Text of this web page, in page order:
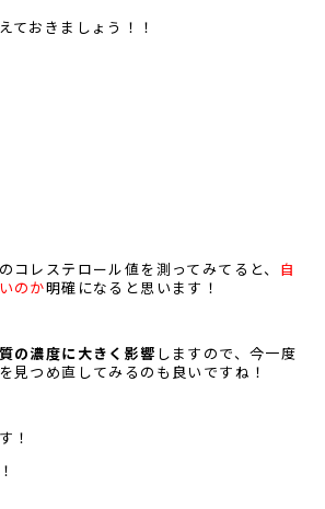
ておきましょう！！
コレステロール値を測ってみてると、 自
のか明確になると思います！
の濃度に大きく影響 しますので、今一度
見つめ直してみるのも良いですね！
！